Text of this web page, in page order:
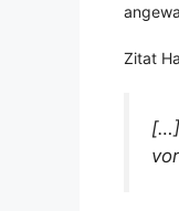
Zitat